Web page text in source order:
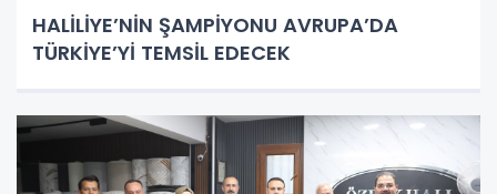
HALİLİYE’NİN ŞAMPİYONU AVRUPA’DA
TÜRKİYE’Yİ TEMSİL EDECEK